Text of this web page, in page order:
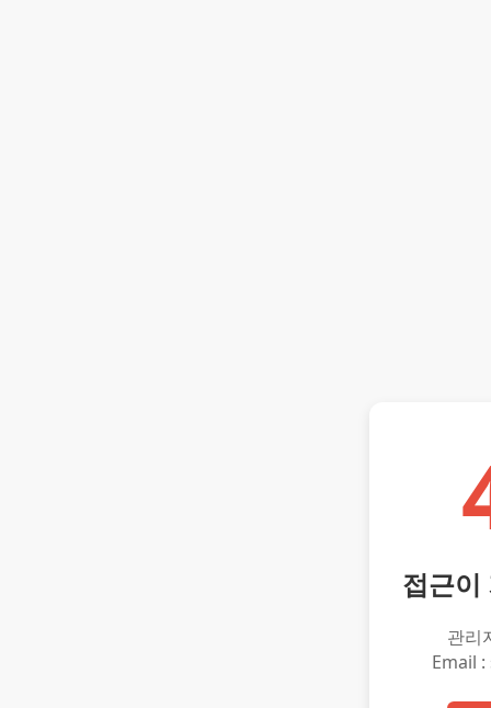
접근이
관리
Email